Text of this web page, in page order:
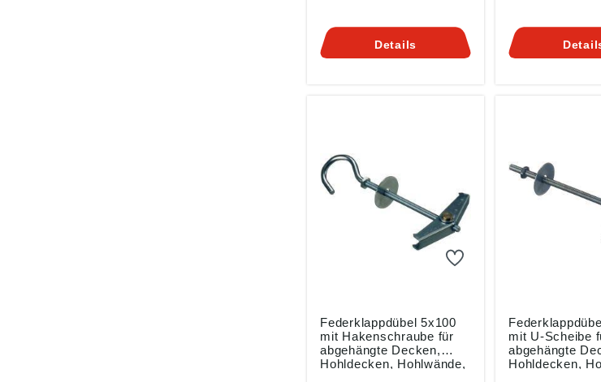
Bereich der
Leichtbauweise •
Details
Bereich der
Leichtbauweise
Federklappdübel 5x100
mit Hakenschraube für
abgehängte Decken,
Hohldecken, Hohlwände,
mit U-Scheibe
abgehängte
Hohldecken,